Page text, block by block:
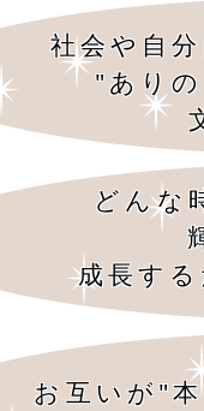
社会や自
"あり
どんな
成長す
お互いが"